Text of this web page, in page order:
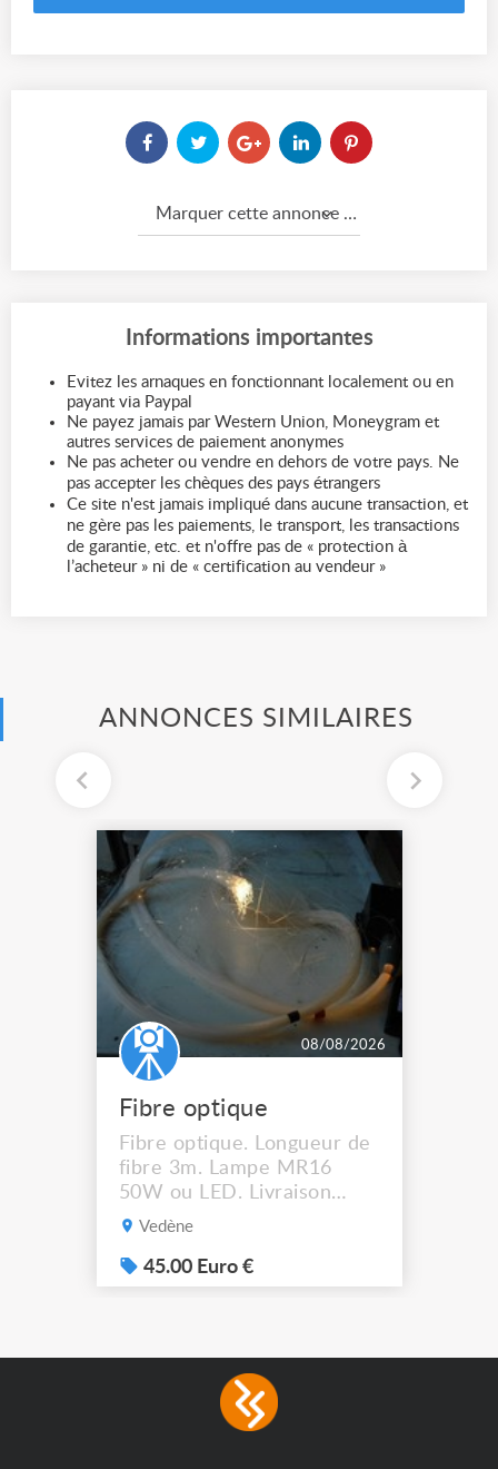
Marquer cette annonce comme...
Informations importantes
Evitez les arnaques en fonctionnant localement ou en
payant via Paypal
Ne payez jamais par Western Union, Moneygram et
autres services de paiement anonymes
Ne pas acheter ou vendre en dehors de votre pays. Ne
pas accepter les chèques des pays étrangers
Ce site n'est jamais impliqué dans aucune transaction, et
ne gère pas les paiements, le transport, les transactions
de garantie, etc. et n'offre pas de « protection à
l’acheteur » ni de « certification au vendeur »
ANNONCES SIMILAIRES
08/08/2026
Fibre optique
Fibre optique. Longueur de
fibre 3m. Lampe MR16
50W ou LED. Livraison
possible.
Vedène
45.00 Euro €